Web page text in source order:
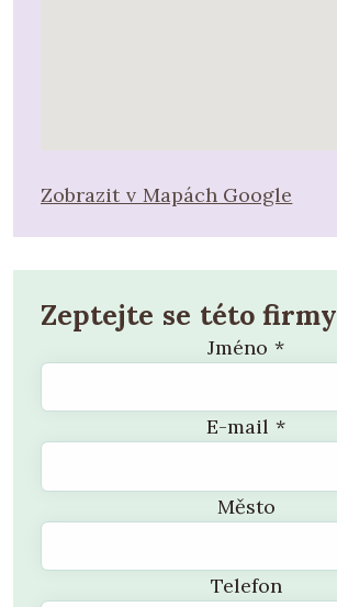
Zobrazit v Mapách Google
Zeptejte se této firmy
Jméno *
E-mail *
Město
Telefon